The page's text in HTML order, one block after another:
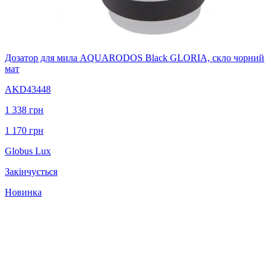
Дозатор для мила AQUARODOS Black GLORIA, скло чорний
мат
AKD43448
1 338 грн
1 170 грн
Globus Lux
Закінчується
Новинка